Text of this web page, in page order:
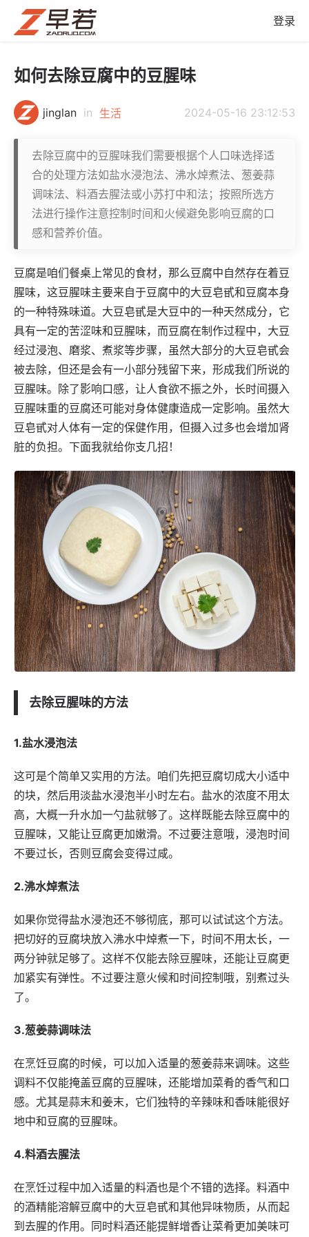
登录
如何去除豆腐中的豆腥味
jinglan in 生活 2024-05-16 23:12:53
去除豆腐中的豆腥味我们需要根据个人口味选择适
合的处理方法如盐水浸泡法、沸水焯煮法、葱姜蒜
调味法、料酒去腥法或小苏打中和法；按照所选方
法进行操作注意控制时间和火候避免影响豆腐的口
感和营养价值。
豆腐是咱们餐桌上常见的食材，那么豆腐中自然存在着豆
腥味，这豆腥味主要来自于豆腐中的大豆皂甙和豆腐本身
的一种特殊味道。大豆皂甙是大豆中的一种天然成分，它
具有一定的苦涩味和豆腥味，而豆腐在制作过程中，大豆
经过浸泡、磨浆、煮浆等步骤，虽然大部分的大豆皂甙会
被去除，但还是会有一小部分残留下来，形成我们所说的
豆腥味。除了影响口感，让人食欲不振之外，长时间摄入
豆腥味重的豆腐还可能对身体健康造成一定影响。虽然大
豆皂甙对人体有一定的保健作用，但摄入过多也会增加肾
脏的负担。下面我就给你支几招！
去除豆腥味的方法
1.盐水浸泡法
这可是个简单又实用的方法。咱们先把豆腐切成大小适中
的块，然后用淡盐水浸泡半小时左右。盐水的浓度不用太
高，大概一升水加一勺盐就够了。这样既能去除豆腐中的
豆腥味，又能让豆腐更加嫩滑。不过要注意哦，浸泡时间
不要过长，否则豆腐会变得过咸。
2.沸水焯煮法
如果你觉得盐水浸泡还不够彻底，那可以试试这个方法。
把切好的豆腐块放入沸水中焯煮一下，时间不用太长，一
两分钟就足够了。这样不仅能去除豆腥味，还能让豆腐更
加紧实有弹性。不过要注意火候和时间控制哦，别煮过头
了。
3.葱姜蒜调味法
在烹饪豆腐的时候，可以加入适量的葱姜蒜来调味。这些
调料不仅能掩盖豆腐的豆腥味，还能增加菜肴的香气和口
感。尤其是蒜末和姜末，它们独特的辛辣味和香味能很好
地中和豆腐的豆腥味。
4.料酒去腥法
在烹饪过程中加入适量的料酒也是个不错的选择。料酒中
的酒精能溶解豆腐中的大豆皂甙和其他异味物质，从而起
到去腥的作用。同时料酒还能提鲜增香让菜肴更加美味可